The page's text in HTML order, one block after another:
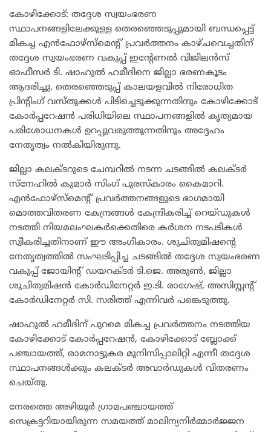
കോഴിക്കോട്: തദ്ദേശ സ്വയംഭരണ
സ്ഥാപനങ്ങളിലേക്കുള്ള തെരഞ്ഞെടുപ്പുമായി ബന്ധപ്പെട്ട്
മികച്ച എൻഫോഴ്‌സ്‌മെന്റ് പ്രവർത്തനം കാഴ്ചവെച്ചതിന്
തദ്ദേശ സ്വയംഭരണ വകുപ്പ് ഇന്റേണൽ വിജിലൻസ്
ഓഫീസർ ടി. ഷാഹുൽ ഹമീദിനെ ജില്ലാ ഭരണകൂടം
ആദരിച്ചു. തെരഞ്ഞെടുപ്പ് കാലയളവിൽ നിരോധിത
പ്രിന്റിംഗ് വസ്തുക്കൾ പിടിച്ചെടുക്കുന്നതിനും കോഴിക്കോട്
കോർപ്പറേഷൻ പരിധിയിലെ സ്ഥാപനങ്ങളിൽ കൃത്യമായ
പരിശോധനകൾ ഉറപ്പുവരുത്തുന്നതിനും അദ്ദേഹം
നേതൃത്വം നൽകിയിരുന്നു.
ജില്ലാ കലക്ടറുടെ ചേമ്പറിൽ നടന്ന ചടങ്ങിൽ കലക്ടർ
സ്നേഹിൽ കുമാർ സിംഗ് പുരസ്കാരം കൈമാറി.
എൻഫോഴ്‌സ്‌മെന്റ് പ്രവർത്തനങ്ങളുടെ ഭാഗമായി
മൊത്തവിതരണ കേന്ദ്രങ്ങൾ കേന്ദ്രീകരിച്ച് റെയ്ഡുകൾ
നടത്തി നിയമലംഘകർക്കെതിരെ കർശന നടപടികൾ
സ്വീകരിച്ചതിനാണ് ഈ അംഗീകാരം. ശുചിത്വമിഷന്റെ
നേതൃത്വത്തിൽ സംഘടിപ്പിച്ച ചടങ്ങിൽ തദ്ദേശ സ്വയംഭരണ
വകുപ്പ് ജോയിന്റ് ഡയറക്ടർ ടി.ജെ. അരുൺ, ജില്ലാ
ശുചിത്വമിഷൻ കോർഡിനേറ്റർ ഇ.ടി. രാഗേഷ്, അസിസ്റ്റന്റ്
കോർഡിനേറ്റർ സി. സരിത്ത് എന്നിവർ പങ്കെടുത്തു.
ഷാഹുൽ ഹമീദിന് പുറമെ മികച്ച പ്രവർത്തനം നടത്തിയ
കോഴിക്കോട് കോർപ്പറേഷൻ, കോഴിക്കോട് ബ്ലോക്ക്
പഞ്ചായത്ത്, രാമനാട്ടുകര മുനിസിപ്പാലിറ്റി എന്നീ തദ്ദേശ
സ്ഥാപനങ്ങൾക്കും കലക്ടർ അവാർഡുകൾ വിതരണം
ചെയ്തു.
നേരത്തെ അഴിയൂർ ഗ്രാമപഞ്ചായത്ത്
സെക്രട്ടറിയായിരുന്ന സമയത്ത് മാലിന്യനിർമ്മാർജ്ജന